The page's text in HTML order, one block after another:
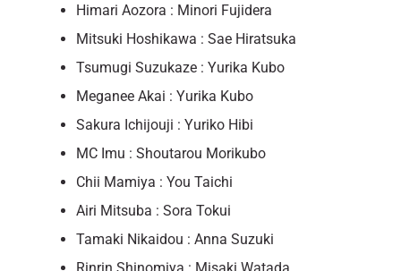
Himari Aozora : Minori Fujidera
Mitsuki Hoshikawa : Sae Hiratsuka
Tsumugi Suzukaze : Yurika Kubo
Meganee Akai : Yurika Kubo
Sakura Ichijouji : Yuriko Hibi
MC Imu : Shoutarou Morikubo
Chii Mamiya : You Taichi
Airi Mitsuba : Sora Tokui
Tamaki Nikaidou : Anna Suzuki